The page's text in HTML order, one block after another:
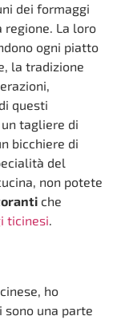
dei formaggi
La loro
ogni piatto
la tradizione
questi
tagliere di
bicchiere di
del
non potete
che
ticinesi.
ho
una parte